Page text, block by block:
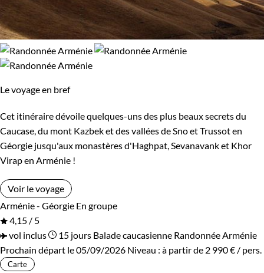
Bon à savoir sur les formalités :
Le voyage en bref
Cet itinéraire dévoile quelques-uns des plus beaux secrets du
Caucase, du mont Kazbek et des vallées de Sno et Trussot en
Géorgie jusqu'aux monastères d'Haghpat, Sevanavank et Khor
Virap en Arménie !
Voir le voyage
Arménie - Géorgie En groupe
4,15 / 5
vol inclus
15 jours Balade caucasienne Randonnée Arménie
Prochain départ le 05/09/2026 Niveau : à partir de 2 990 € / pers.
Carte